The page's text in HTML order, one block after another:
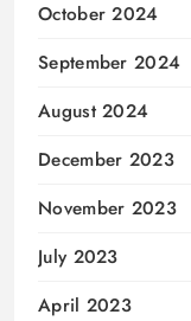
October 2024
September 2024
August 2024
December 2023
November 2023
July 2023
April 2023